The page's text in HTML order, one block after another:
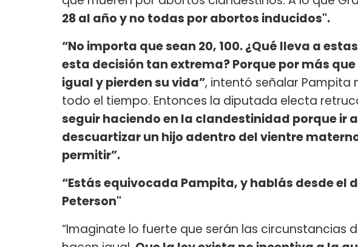
28 al año y no todas por abortos inducidos".
“No importa que sean 20, 100. ¿Qué lleva a
esta decisión tan extrema? Porque por más
igual y pierden su vida”, intentó señalar Pampita
todo el tiempo. Entonces la diputada electa
seguir haciendo en la clandestinidad porque ir
descuartizar un hijo adentro del vientre
permitir”.
“Estás equivocada Pampita, y hablás desde el
Peterson"
“Imaginate lo fuerte que serán las circunstancias